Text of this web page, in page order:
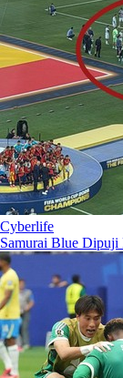
Cyberlife
Samurai Blue Dipuji